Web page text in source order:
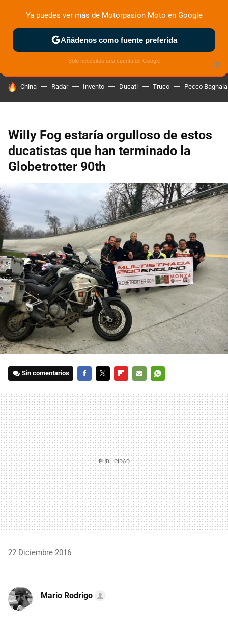
ZONA DE PRUEBAS DEPORTIVAS MOTOS ELÉCTRICAS
HOY SE HABLA DE
China Radar Invento Ducati Truco Pecco Bagnaia
Willy Fog estaría orgulloso de estos
ducatistas que han terminado la
Globetrotter 90th
Sin comentarios
MAIL
22 Diciembre 2016
Mario Rodrigo
×
Ya puedes ver más de Motorpasion Moto en Google
Añádenos como fuente preferida
Solo necesitas una cuenta de Google